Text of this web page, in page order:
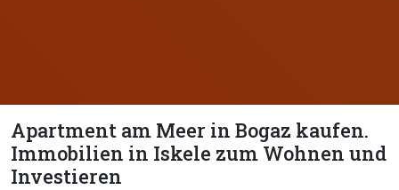
Apartment am Meer in Bogaz kaufen.
Immobilien in Iskele zum Wohnen und
Investieren